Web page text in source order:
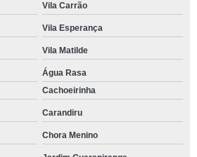
Vila Carrão
Vila Esperança
Vila Matilde
Água Rasa
Cachoeirinha
Carandiru
Chora Menino